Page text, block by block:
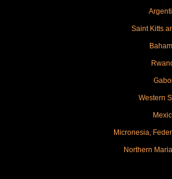
Saint Kitts
Western
Micronesia,
Northern